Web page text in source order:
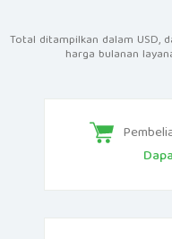
Total ditampilkan dalam USD,
harga bulanan